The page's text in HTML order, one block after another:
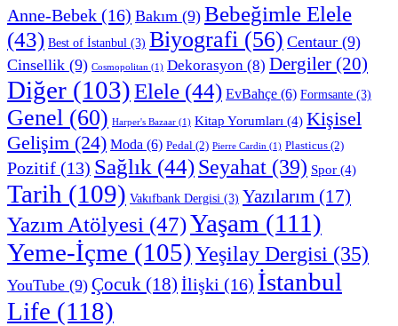
Anne-Bebek (16) Bakım (9) Bebeğimle Elele
(43) Best of İstanbul (3) Biyografi (56) Centaur (9)
Cinsellik (9) Cosmopolitan (1) Dekorasyon (8) Dergiler (20)
Diğer (103)Elele (44) EvBahçe (6) Formsante (3)
Genel (60) Harper's Bazaar (1) Kitap Yorumları (4) Kişisel
Gelişim (24) Moda (6) Pedal (2) Pierre Cardin (1) Plasticus (2)
Pozitif (13) Sağlık (44)Seyahat (39) Spor (4)
Tarih (109) Vakıfbank Dergisi (3) Yazılarım (17)
Yazım Atölyesi (47)Yaşam (111)
Yeme-İçme (105)Yeşilay Dergisi (35)
YouTube (9) Çocuk (18) İlişki (16) İstanbul
Life (118)